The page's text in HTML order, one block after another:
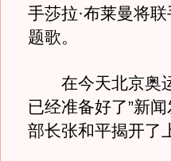
手莎拉·布莱曼将
题歌。
在今天北京奥运
已经准备好了”新
部长张和平揭开了